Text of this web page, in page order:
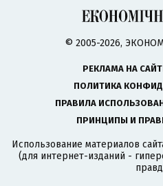
© 2005-2026,
РЕКЛАМА НА
ПОЛИТИКА
ПРАВИЛА
ПРИНЦИПЫ И
Использование материалов
(для интернет-изданий -